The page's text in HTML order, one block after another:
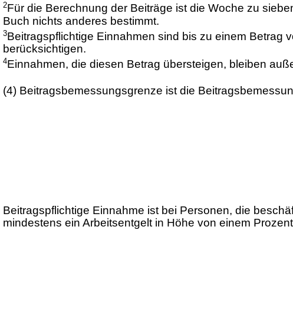
2Für die Berechnung der Beiträge ist die Woche zu
Buch nichts anderes bestimmt.
3Beitragspflichtige Einnahmen sind bis zu einem Betrag
berücksichtigen.
4Einnahmen, die diesen Betrag übersteigen, bleiben
(4) Beitragsbemessungsgrenze ist die
Beitragspflichtige Einnahme ist bei Personen, die
mindestens ein Arbeitsentgelt in Höhe von einem